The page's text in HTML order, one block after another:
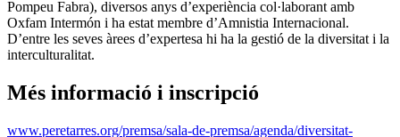
Pompeu Fabra), diversos anys d’experiència col·laborant amb
Oxfam Intermón i ha estat membre d’Amnistia Internacional.
D’entre les seves àrees d’expertesa hi ha la gestió de la diversitat i la
interculturalitat.
Més informació i inscripció
www.peretarres.org/premsa/sala-de-premsa/agenda/diversitat-